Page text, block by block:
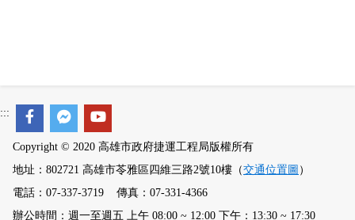
:::
Copyright © 2020 高雄市政府捷運工程局版權所有
地址：802721 高雄市苓雅區四維三路2號10樓（交通位置圖 ）
電話：07-337-3719 傳真：07-331-4366
辦公時間：週一至週五 上午 08:00 ~ 12:00 下午：13:30 ~ 17:30